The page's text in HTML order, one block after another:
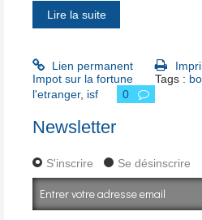
Lire la suite
Lien permanent
Impot sur la fortune
Tags :
l'etranger, isf 0
Newsletter
S'inscrire Se désinscrire